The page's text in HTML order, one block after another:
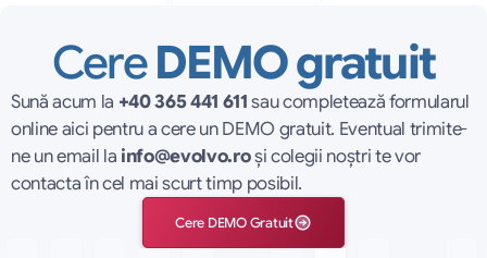
Cere DEMO gratuit
Sună acum la +40 365 441 611 sau completează formularul
online aici pentru a cere un DEMO gratuit. Eventual trimite-
ne un email la info@evolvo.ro și colegii noștri te vor
contacta în cel mai scurt timp posibil.
Cere DEMO Gratuit